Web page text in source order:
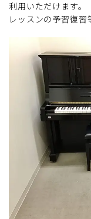
利用いただけます。
レッスンの予習復